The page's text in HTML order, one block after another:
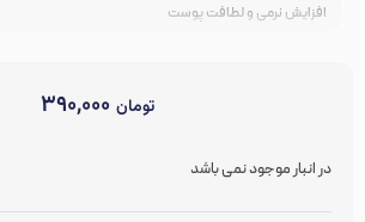
افزایش نرمی و لطافت پوست
ضد آلرژی
تومان ۳۹۰,۰۰۰
در انبار موجود نمی باشد